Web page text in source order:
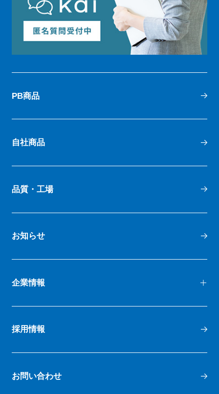
PB商品
自社商品
品質・工場
お知らせ
企業情報
会社沿革
採用情報
お問い合わせ